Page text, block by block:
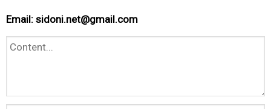
Email: sidoni.net@gmail.com